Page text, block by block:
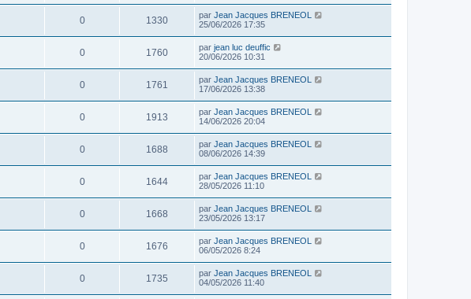
0 1330 par Jean Jacques BRENEOL
25/06/2026 17:35
0 1760 par jean luc deuffic
20/06/2026 10:31
0 1761 par Jean Jacques BRENEOL
17/06/2026 13:38
0 1913 par Jean Jacques BRENEOL
14/06/2026 20:04
0 1688 par Jean Jacques BRENEOL
08/06/2026 14:39
0 1644 par Jean Jacques BRENEOL
28/05/2026 11:10
0 1668 par Jean Jacques BRENEOL
23/05/2026 13:17
0 1676 par Jean Jacques BRENEOL
06/05/2026 8:24
0 1735 par Jean Jacques BRENEOL
04/05/2026 11:40